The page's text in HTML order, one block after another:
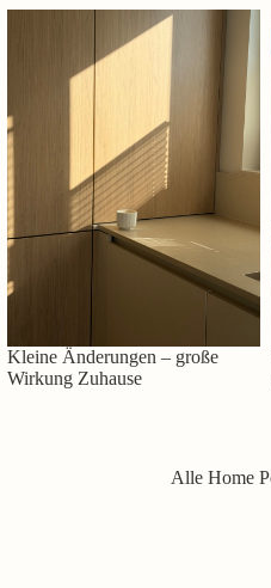
Kleine Änderungen – große
Wirkung Zuhause
Alle Home